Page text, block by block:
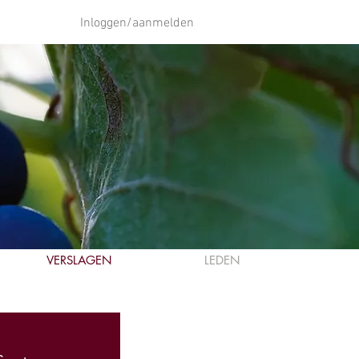
Inloggen/aanmelden
VERSLAGEN LEDEN